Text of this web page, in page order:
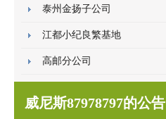
泰州金扬子公司
江都小纪良繁基地
高邮分公司
威尼斯87978797的公告